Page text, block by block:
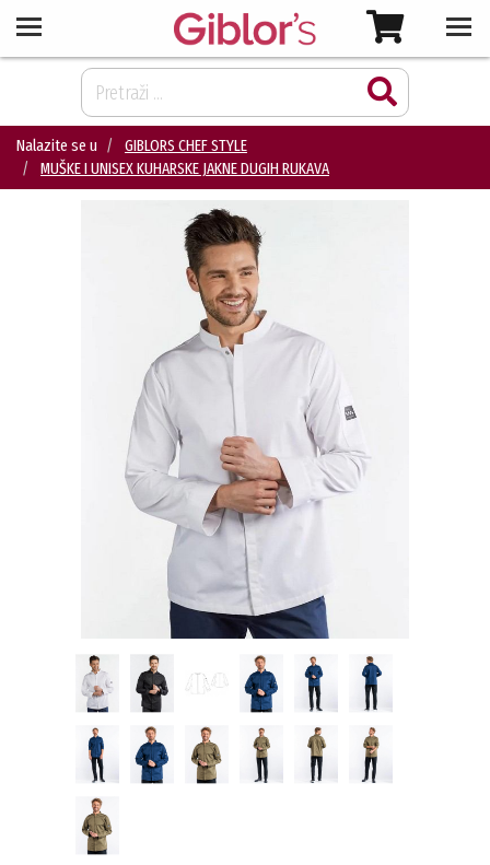
Nalazite se u
GIBLORS CHEF STYLE
MUŠKE I UNISEX KUHARSKE JAKNE DUGIH RUKAVA